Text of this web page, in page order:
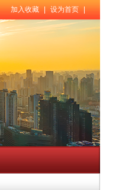
加入收藏 | 设为首页 |